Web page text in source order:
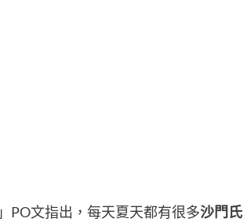
」PO文指出，每天夏天都有很多沙門氏